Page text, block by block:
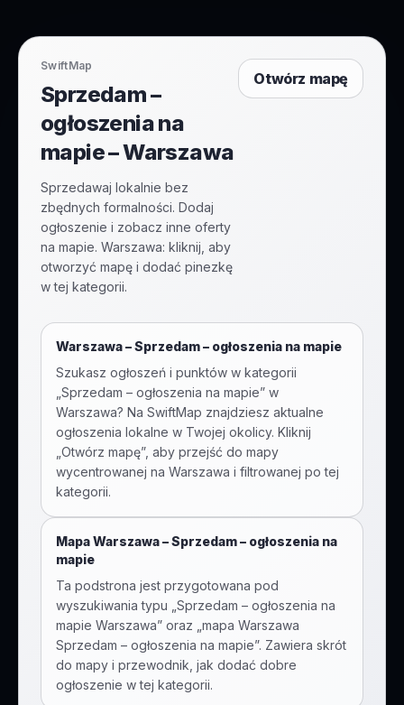
SwiftMap
Sprzedam –
ogłoszenia na
mapie – Warszawa
Sprzedawaj lokalnie bez
zbędnych formalności. Dodaj
ogłoszenie i zobacz inne oferty
na mapie. Warszawa: kliknij, aby
otworzyć mapę i dodać pinezkę
w tej kategorii.
Otwórz mapę
Warszawa–Sprzedam – ogłoszenia na mapie
Szukasz ogłoszeń i punktów w kategorii
Sprzedam – ogłoszenia na mapie” w
Warszawa? Na SwiftMap znajdziesz aktualne
ogłoszenia lokalne w Twojej okolicy. Kliknij
„Otwórz mapę”, aby przejść do mapy
wycentrowanej na Warszawa i filtrowanej po tej
kategorii.
Mapa Warszawa –Sprzedam – ogłoszenia na
mapie
Ta podstrona jest przygotowana pod
wyszukiwania typu „ Sprzedam – ogłoszenia na
mapie Warszawa” oraz „mapa Warszawa
Sprzedam – ogłoszenia na mapie”. Zawiera skrót
do mapy i przewodnik, jak dodać dobre
ogłoszenie w tej kategorii.